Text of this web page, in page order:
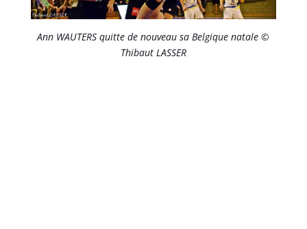
Ann WAUTERS quitte de nouveau sa Belgique natale ©
Thibaut LASSER